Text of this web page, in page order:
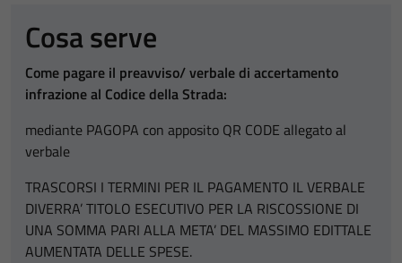
Cosa serve
Come pagare il preavviso/ verbale di accertamento
infrazione al Codice della Strada:
mediante PAGOPA con apposito QR CODE allegato al
verbale
TRASCORSI I TERMINI PER IL PAGAMENTO IL VERBALE
DIVERRA’ TITOLO ESECUTIVO PER LA RISCOSSIONE DI
UNA SOMMA PARI ALLA META’ DEL MASSIMO EDITTALE
AUMENTATA DELLE SPESE.